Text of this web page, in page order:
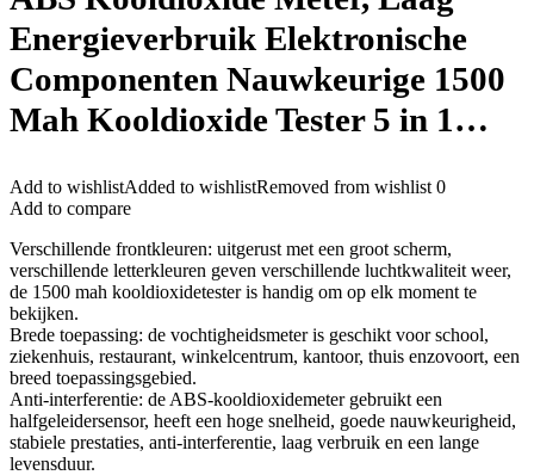
Energieverbruik Elektronische
Componenten Nauwkeurige 1500
Mah Kooldioxide Tester 5 in 1…
Add to wishlistAdded to wishlistRemoved from wishlist 0
Add to compare
Verschillende frontkleuren: uitgerust met een groot scherm,
verschillende letterkleuren geven verschillende luchtkwaliteit weer,
de 1500 mah kooldioxidetester is handig om op elk moment te
bekijken.
Brede toepassing: de vochtigheidsmeter is geschikt voor school,
ziekenhuis, restaurant, winkelcentrum, kantoor, thuis enzovoort, een
breed toepassingsgebied.
Anti-interferentie: de ABS-kooldioxidemeter gebruikt een
halfgeleidersensor, heeft een hoge snelheid, goede nauwkeurigheid,
stabiele prestaties, anti-interferentie, laag verbruik en een lange
levensduur.